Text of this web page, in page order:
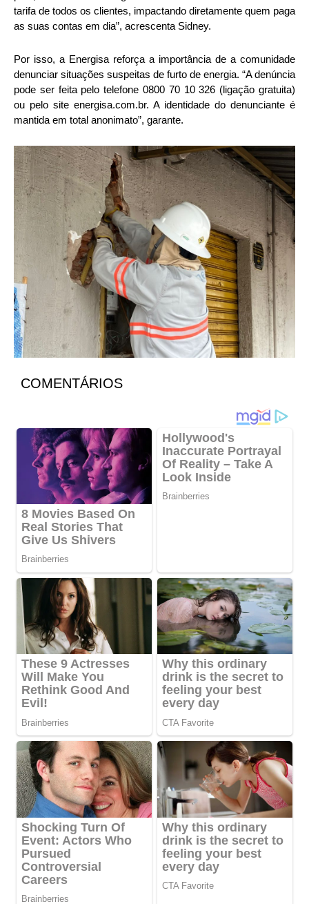
tarifa de todos os clientes, impactando diretamente quem paga
as suas contas em dia”, acrescenta Sidney.
Por isso, a Energisa reforça a importância de a comunidade
denunciar situações suspeitas de furto de energia. “A denúncia
pode ser feita pelo telefone 0800 70 10 326 (ligação gratuita)
ou pelo site energisa.com.br. A identidade do denunciante é
mantida em total anonimato”, garante.
COMENTÁRIOS